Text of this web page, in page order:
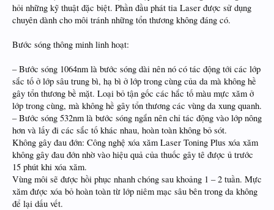
hỏi những kỹ thuật đặc biệt. Phần đầu phát tia Laser được sử dụng
chuyên dành cho môi tránh những tổn thương không đáng có.
Bước sóng thông minh linh hoạt:
– Bước sóng 1064nm là bước sóng dài nên nó có tác động tới các lớp
sắc tố ở lớp sâu trung bì, hạ bì ở lớp trong cùng của da mà không hề
gây tổn thương bề mặt. Loại bỏ tận gốc các hắc tố màu mực xăm ở
lớp trong cùng, mà không hề gây tổn thương các vùng da xung quanh.
– Bước sóng 532nm là bước sóng ngắn nên chỉ tác động vào lớp nông
hơn và lấy đi các sắc tố khác nhau, hoàn toàn không bỏ sót.
Không gây đau đớn: Công nghệ xóa xăm Laser Toning Plus xóa xăm
không gây đau đớn nhờ vào hiệu quả của thuốc gây tê được ủ trước
15 phút khi xóa xăm.
Vùng môi sẽ được hồi phục nhanh chóng sau khoảng 1 – 2 tuần. Mực
xăm được xóa bỏ hoàn toàn từ lớp niêm mạc sâu bên trong da không
để lại dấu vết.